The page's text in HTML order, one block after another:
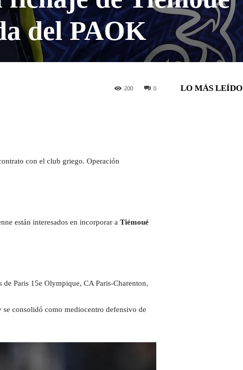
del PAOK
0
200
con el club griego. Operación
están interesados en incorporar a Tiémoué
Paris 15e Olympique, CA Paris-Charenton,
consolidó como mediocentro defensivo de
LO MÁS LEÍDO